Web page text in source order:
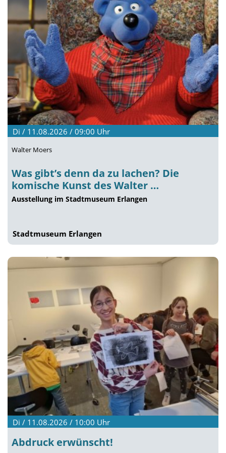
Di / 11.08.2026 / 09:00 Uhr
Walter Moers
Was gibt’s denn da zu lachen? Die
komische Kunst des Walter …
Ausstellung im Stadtmuseum Erlangen
Stadtmuseum Erlangen
Di / 11.08.2026 / 10:00 Uhr
Abdruck erwünscht!